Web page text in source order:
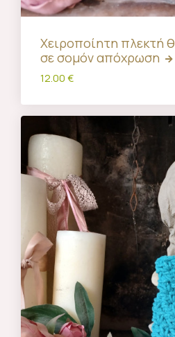
Χειροποίητη πλεκτή
σε σομόν απόχρωση
12.00 €